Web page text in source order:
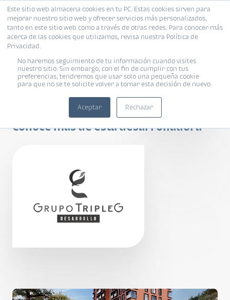
Este sitio web almacena cookies en tu PC. Estas cookies sirven para
mejorar nuestro sitio web y ofrecer servicios más personalizados,
tanto en este sitio web como a través de otras redes. Para conocer más
acerca de las cookies que utilizamos, revisa nuestra Política de
Privacidad.
No haremos seguimiento de tu información cuando visites
nuestro sitio. Sin embargo, con el fin de cumplir con tus
preferencias, tendremos que usar solo una pequeña cookie
para que no se te solicite volver a tomar esta decisión de nuevo.
Aceptar Rechazar
Terra Delfines
Conoce más de esta desarrolladora